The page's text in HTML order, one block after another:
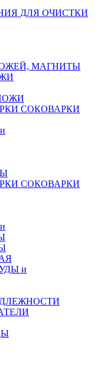
ДЛЯ ОЧИСТКИ
МАГНИТЫ
СОКОВАРКИ
СОКОВАРКИ
и